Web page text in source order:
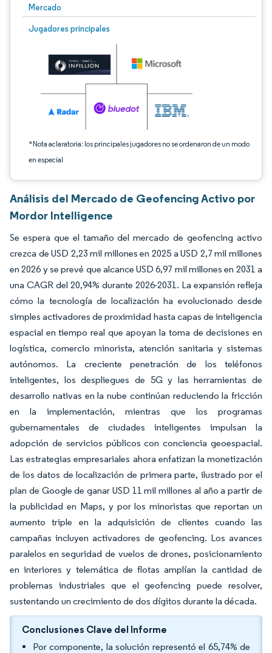
Mercado
Jugadores principales
*Nota aclaratoria: los principales jugadores no se ordenaron de un modo
en especial
Imagen © Mordor Intelligence. El uso requiere atribución según CC BY 4.0.
Análisis del Mercado de Geofencing Activo por
Mordor Intelligence
Se espera que el tamaño del mercado de geofencing activo
crezca de USD 2,23 mil millones en 2025 a USD 2,7 mil millones
en 2026 y se prevé que alcance USD 6,97 mil millones en 2031 a
una CAGR del 20,94% durante 2026-2031. La expansión refleja
cómo la tecnología de localización ha evolucionado desde
simples activadores de proximidad hasta capas de inteligencia
espacial en tiempo real que apoyan la toma de decisiones en
logística, comercio minorista, atención sanitaria y sistemas
autónomos. La creciente penetración de los teléfonos
inteligentes, los despliegues de 5G y las herramientas de
desarrollo nativas en la nube continúan reduciendo la fricción
en la implementación, mientras que los programas
gubernamentales de ciudades inteligentes impulsan la
adopción de servicios públicos con conciencia geoespacial.
Las estrategias empresariales ahora enfatizan la monetización
de los datos de localización de primera parte, ilustrado por el
plan de Google de ganar USD 11 mil millones al año a partir de
la publicidad en Maps, y por los minoristas que reportan un
aumento triple en la adquisición de clientes cuando las
campañas incluyen activadores de geofencing. Los avances
paralelos en seguridad de vuelos de drones, posicionamiento
en interiores y telemática de flotas amplían la cantidad de
problemas industriales que el geofencing puede resolver,
sustentando un crecimiento de dos dígitos durante la década.
Conclusiones Clave del Informe
Por componente, la solución representó el 65,74% de